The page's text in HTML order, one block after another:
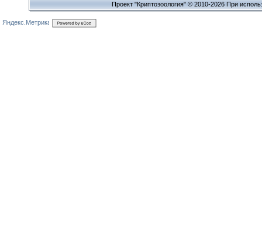
Проект "Криптозоология" © 2010-2026 При